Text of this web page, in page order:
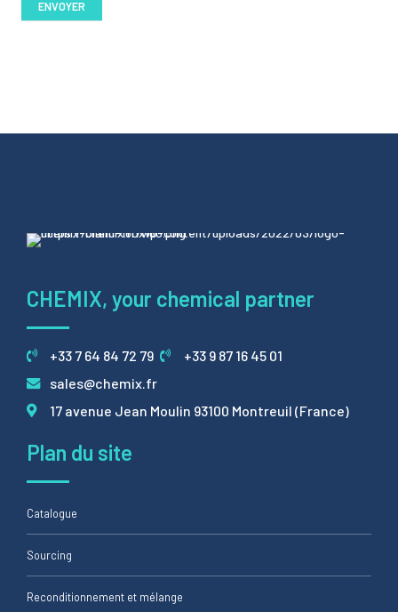
CHEMIX, your chemical partner
+33 7 64 84 72 79
+33 9 87 16 45 01
sales@chemix.fr
17 avenue Jean Moulin 93100 Montreuil (France)
Plan du site
Catalogue
Sourcing
Reconditionnement et mélange